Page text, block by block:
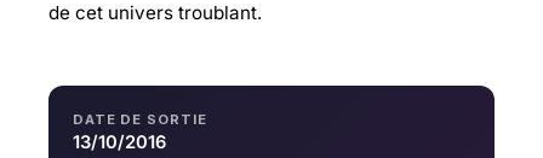
de cet univers troublant.
DATE DE SORTIE
13/10/2016